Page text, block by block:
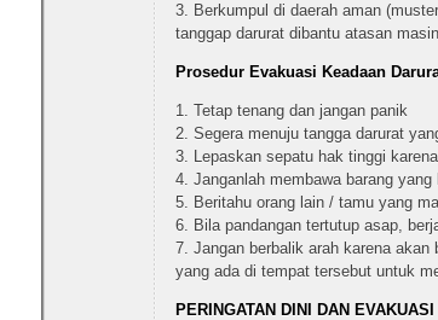
Berkumpul di daerah aman
tanggap darurat dibantu atasan
Prosedur Evakuasi Keadaan
Tetap tenang dan jangan panik
Segera menuju tangga darurat
Lepaskan sepatu hak tinggi
Janganlah membawa barang
Beritahu orang lain / tamu yang
Bila pandangan tertutup asap,
Jangan berbalik arah karena akan
yang ada di tempat tersebut untuk
PERINGATAN DINI DAN